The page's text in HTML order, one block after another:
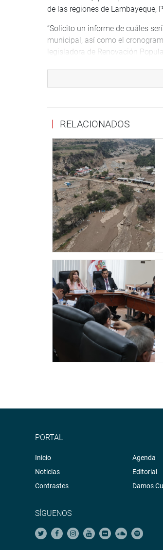
de las regiones de Lambayeque,
“Solicito un informe de cuáles
municipal, así como el
legisladora de Renovación
Del mismo modo –continúa la
ejecución de la ‘Ruta Turística
Política del Perú y el artículo 22
DESPACHO DE LA
RELACIONADOS
PORTAL
Inicio
Noticias
Contrastes
Agenda
Editorial
Damos
SÍGUENOS